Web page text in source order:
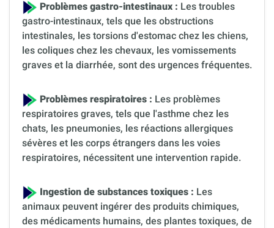
Problèmes gastro-intestinaux : Les troubles
gastro-intestinaux, tels que les obstructions
intestinales, les torsions d'estomac chez les chiens,
les coliques chez les chevaux, les vomissements
graves et la diarrhée, sont des urgences fréquentes.
Problèmes respiratoires : Les problèmes
respiratoires graves, tels que l'asthme chez les
chats, les pneumonies, les réactions allergiques
sévères et les corps étrangers dans les voies
respiratoires, nécessitent une intervention rapide.
Ingestion de substances toxiques : Les
animaux peuvent ingérer des produits chimiques,
des médicaments humains, des plantes toxiques, de